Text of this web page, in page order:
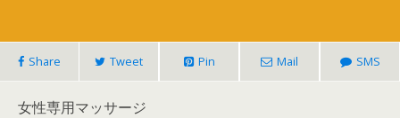
Share Tweet Pin Mail SMS
女性専用マッサージ